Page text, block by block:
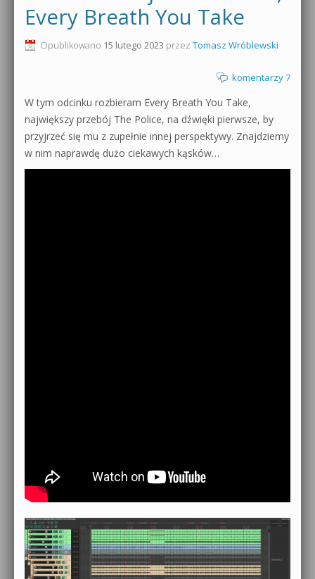
Produkcja muzyczna od podstaw
Dubstep z syntezatorem Massive
Kontakt 5 Kompendium
0dB.pl - informacje
Newsletter
Archiwum aktualności
Polityka prywatności
Every Breath You Take
Opublikowano 15 lutego 2023 przez Tomasz Wróblewski
komentarzy 7
W tym odcinku rozbieram Every Breath You Take,
największy przebój The Police, na dźwięki pierwsze, by
przyjrzeć się mu z zupełnie innej perspektywy. Znajdziemy
w nim naprawdę dużo ciekawych kąsków…